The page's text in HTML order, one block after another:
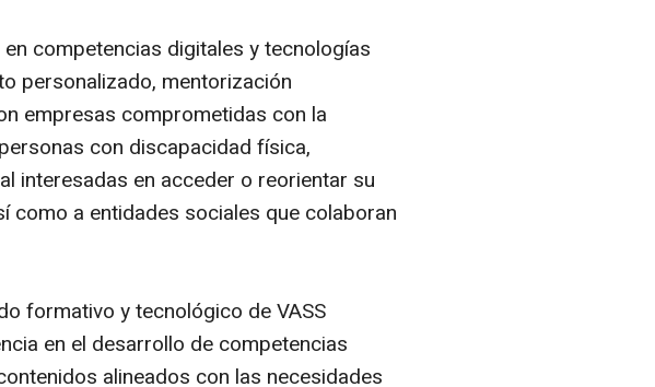
competencias digitales y tecnologías
personalizado, mentorización
empresas comprometidas con la
con discapacidad física,
interesadas en acceder o reorientar su
como a entidades sociales que colaboran
formativo y tecnológico de VASS
en el desarrollo de competencias
alineados con las necesidades